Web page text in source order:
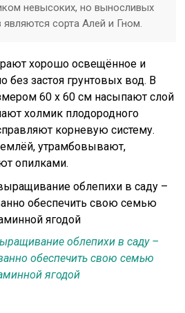
невысоких, но выносливых
сорта Алей и Гном.
хорошо освещённое и
без застоя грунтовых вод. В
60 х 60 см насыпают слой
холмик плодородного
корневую систему.
утрамбовывают,
опилками.
облепихи в саду –
обеспечить свою семью
ягодой